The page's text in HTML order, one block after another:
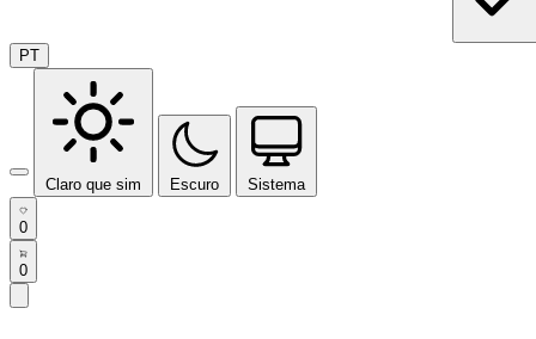
PT
Claro que sim Escuro Sistema
0
0